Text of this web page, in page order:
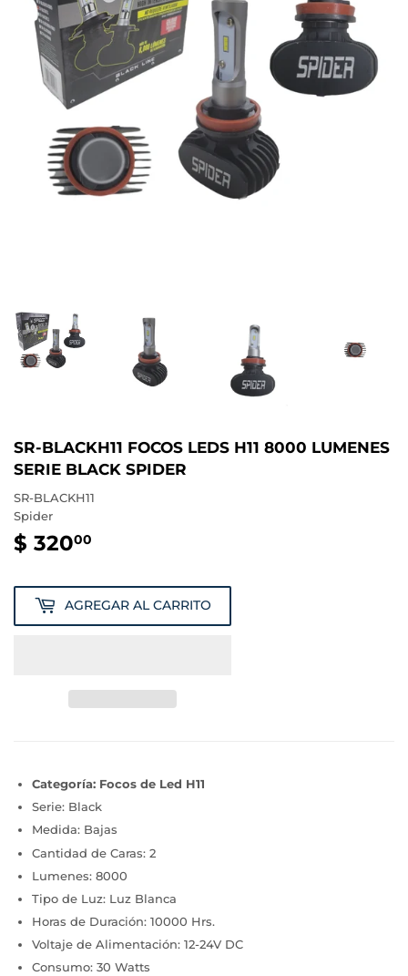
SR-BLACKH11 FOCOS LEDS H11 8000 LUMENES
SERIE BLACK SPIDER
SR-BLACKH11
Spider
$ 32000
AGREGAR AL CARRITO
Categoría: Focos de Led H11
Serie: Black
Medida: Bajas
Cantidad de Caras: 2
Lumenes: 8000
Tipo de Luz: Luz Blanca
Horas de Duración: 10000 Hrs.
Voltaje de Alimentación: 12-24V DC
Consumo: 30 Watts